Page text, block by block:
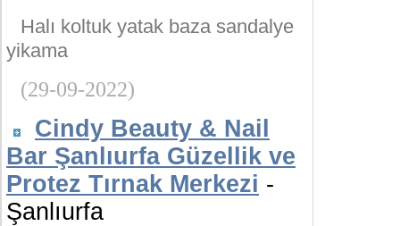
Halı koltuk yatak baza sandalye
yikama
(29-09-2022)
Cindy Beauty & Nail
Bar Şanlıurfa Güzellik ve
Protez Tırnak Merkezi -
Şanlıurfa